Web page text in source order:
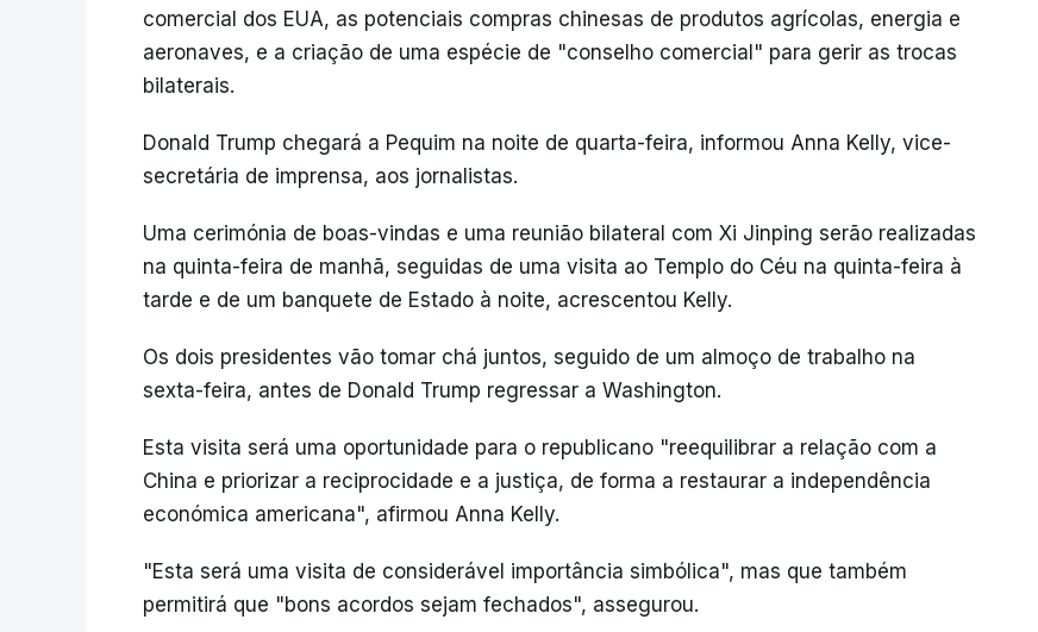
comercial dos EUA, as potenciais compras chinesas de produtos agrícolas, energia e
aeronaves, e a criação de uma espécie de "conselho comercial" para gerir as trocas
bilaterais.
Donald Trump chegará a Pequim na noite de quarta-feira, informou Anna Kelly, vice-
secretária de imprensa, aos jornalistas.
Uma cerimónia de boas-vindas e uma reunião bilateral com Xi Jinping serão realizadas
na quinta-feira de manhã, seguidas de uma visita ao Templo do Céu na quinta-feira à
tarde e de um banquete de Estado à noite, acrescentou Kelly.
Os dois presidentes vão tomar chá juntos, seguido de um almoço de trabalho na
sexta-feira, antes de Donald Trump regressar a Washington.
Esta visita será uma oportunidade para o republicano "reequilibrar a relação com a
China e priorizar a reciprocidade e a justiça, de forma a restaurar a independência
económica americana", afirmou Anna Kelly.
"Esta será uma visita de considerável importância simbólica", mas que também
permitirá que "bons acordos sejam fechados", assegurou.